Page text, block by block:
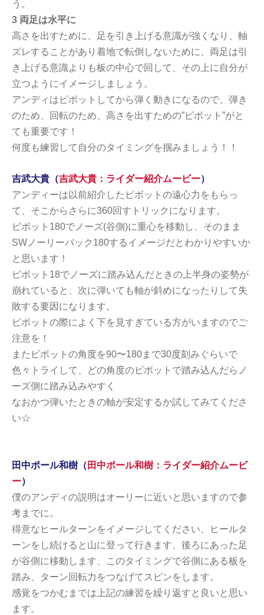
う。
3 両足は水平に
高さを出すために、足を引き上げる意識が強くなり、軸
ズレすることがあり着地で転倒しないために、両足は引
き上げる意識よりも板の中心で回して、その上に自分が
立つようにイメージしましょう。
アンディはピボットしてから弾く動きになるので、弾き
のため、回転のため、高さを出すための”ピボット”がと
ても重要です！
何度も練習して自分のタイミングを掴みましょう！！
吉武大貴（吉武大貴：ライダー紹介ムービー）
アンディーは以前紹介したピボットの遠心力をもらっ
て、そこからさらに360回すトリックになります。
ピボット180でノーズ(谷側)に重心を移動し、そのまま
SWノーリーバック180するイメージだとわかりやすいか
と思います！
ピボット18でノーズに踏み込んだときの上半身の姿勢が
崩れていると、次に弾いても軸が斜めになったりして失
敗する要因になります。
ピボットの際によく下を見すぎている方がいますのでご
注意を！
またピボットの角度を90〜180まで30度刻みぐらいで
色々トライして、どの角度のピボットで踏み込んだらノ
ーズ側に踏み込みやすく
なおかつ弾いたときの軸が安定するか試してみてくださ
い☆
田中ポール和樹（ 田中ポール和樹：ライダー紹介ムービ
ー）
僕のアンディの説明はオーリーに近いと思いますので参
考までに。
得意なヒールターンをイメージしてください、ヒールタ
ーンをし続けると山に登って行きます、後ろにあった足
が谷側に移動します、このタイミングで谷側にある板を
踏み、ターン回転力をつなげてスピンをします。
感覚をつかむまでは上記の練習を繰り返すと良いと思い
ます。